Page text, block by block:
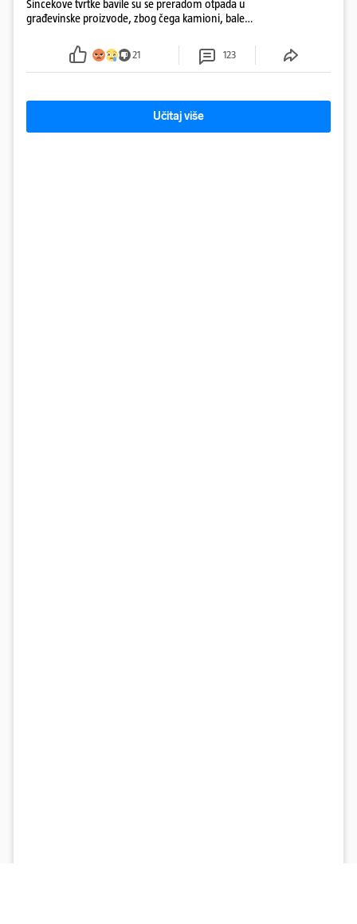
Šincekove tvrtke bavile su se preradom otpada u
građevinske proizvode, zbog čega kamioni, bale
21 123
Učitaj više